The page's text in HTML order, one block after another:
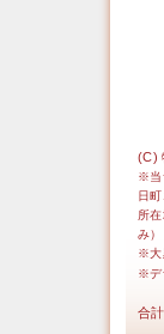
(C)
※当
日
所
み）
※大
※デ
合